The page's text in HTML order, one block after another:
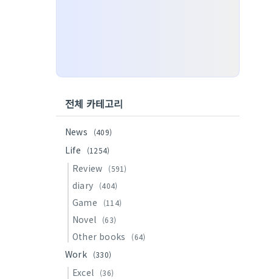
전체 카테고리
News (409)
Life (1254)
Review (591)
diary (404)
Game (114)
Novel (63)
Other books (64)
Work (330)
Excel (36)